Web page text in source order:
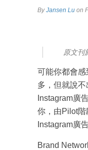
ByJansen Lu on
原文刊
可能你都會
多，但就說
Instagram廣
你，由Pilot階
Instagram廣
Brand